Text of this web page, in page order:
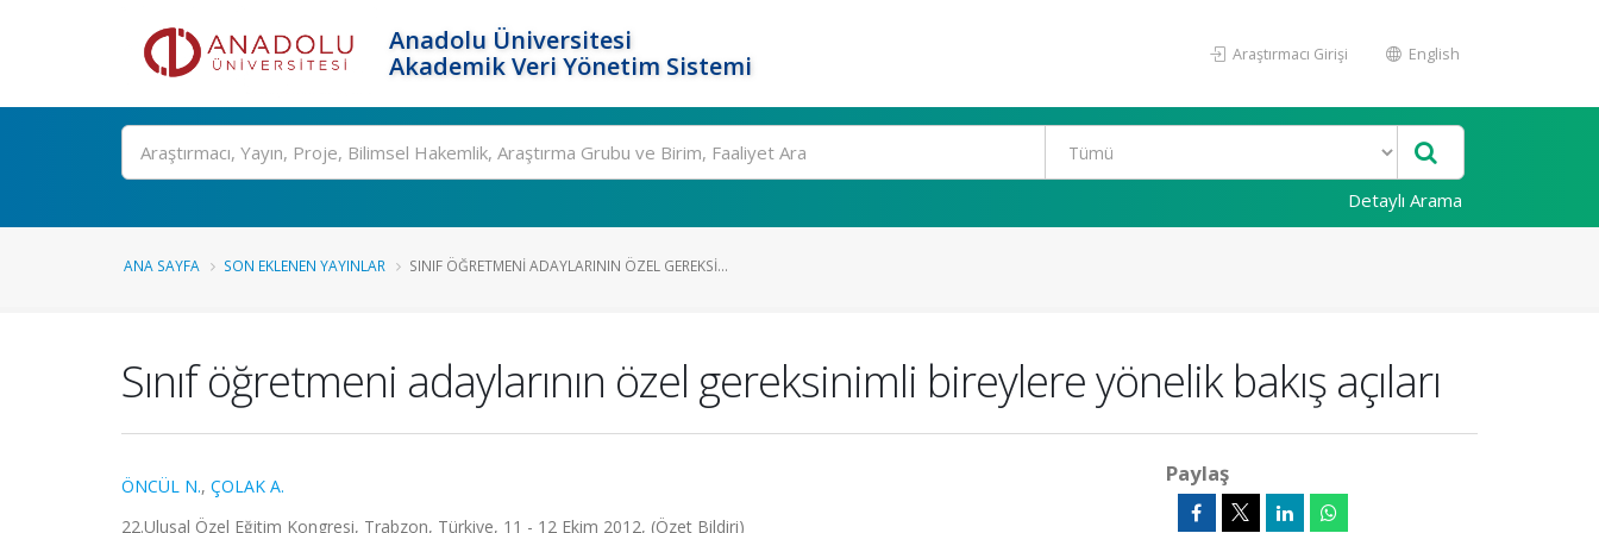
Anadolu Üniversitesi
Akademik Veri Yönetim Sistemi
Araştırmacı Girişi English
Ara
Detaylı Arama
ANA SAYFA SON EKLENEN YAYINLAR SINIF ÖĞRETMENI ADAYLARININ ÖZEL GEREKSI...
Sınıf öğretmeni adaylarının özel gereksinimli bireylere yönelik bakış açıları
ÖNCÜL N., ÇOLAK A.
22.Ulusal Özel Eğitim Kongresi, Trabzon, Türkiye, 11 - 12 Ekim 2012, (Özet Bildiri)
Paylaş